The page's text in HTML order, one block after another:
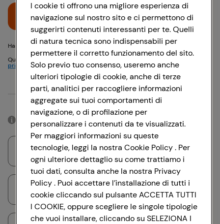
Hai problemi di accesso? {{recover-pwd}} o {{recover-email}}
Questo sito è protetto da reCAPTCHA e si applicano
privacy eTermini di servizioGoogle
Accedi
Oppure
Accedendo con il tuo account social, rimarrai connesso per 12 ore.
Accedi con Google
I cookie ti offrono una migliore esperienza di
navigazione sul nostro sito e ci permettono di
suggerirti contenuti interessanti per te. Quelli
di natura tecnica sono indispensabili per
permettere il corretto funzionamento del sito.
Solo previo tuo consenso, useremo anche
ulteriori tipologie di cookie, anche di terze
parti, analitici per raccogliere informazioni
aggregate sui tuoi comportamenti di
navigazione, o di profilazione per
personalizzare i contenuti da te visualizzati.
Per maggiori informazioni su queste
tecnologie, leggi la nostra Cookie Policy . Per
ogni ulteriore dettaglio su come trattiamo i
tuoi dati, consulta anche la nostra Privacy
Policy . Puoi accettare l’installazione di tutti i
cookie cliccando sul pulsante ACCETTA TUTTI
I COOKIE, oppure scegliere le singole tipologie
che vuoi installare, cliccando su SELEZIONA I